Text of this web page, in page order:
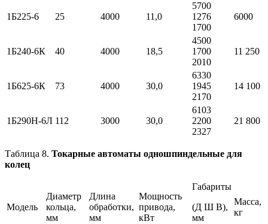
1Б225-6 25 4000 11,0
5700
1276
1700
6000
1Б240-6К 40 4000 18,5
4500
1700
2010
11 250
1Б625-6К 73 4000 30,0
6330
1945
2170
14 100
1Б290Н-6Л 112 3000 30,0
6103
2200
2327
21 800
Таблица 8. Токарные автоматы одношпиндельные для
колец
Модель
Диаметр
кольца,
мм
Длина
обработки,
мм
Мощность
привода,
кВт
Габариты
(Д Ш В),
мм
Масса,
кг